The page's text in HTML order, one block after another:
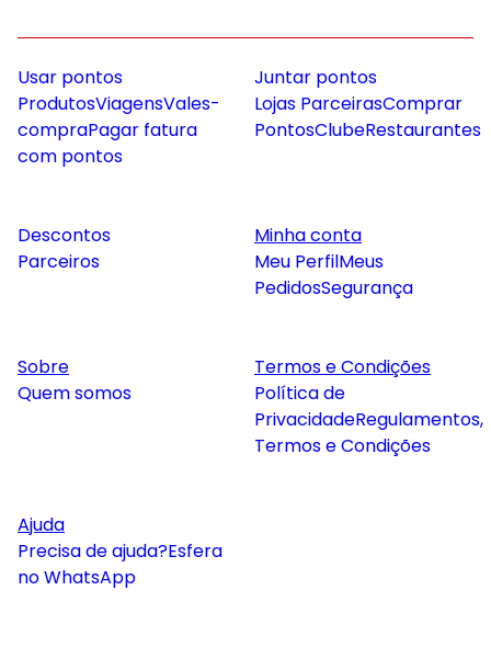
Usar pontos
ProdutosViagensVales-
compraPagar fatura
com pontos
Juntar pontos
Lojas ParceirasComprar
PontosClubeRestaurantes
Descontos
Parceiros
Minha conta
Meu PerfilMeus
PedidosSegurança
Sobre
Quem somos
Termos e Condições
Política de
PrivacidadeRegulamentos,
Termos e Condições
Ajuda
Precisa de ajuda?Esfera
no WhatsApp